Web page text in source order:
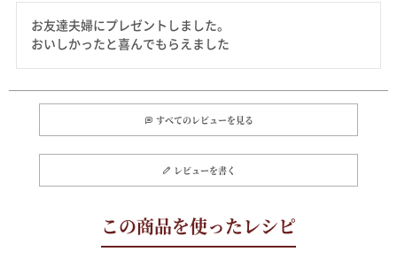
お友達夫婦にプレゼントしました。
おいしかったと喜んでもらえました
すべてのレビューを見る
レビューを書く